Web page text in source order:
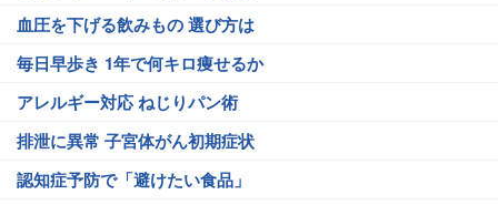
血圧を下げる飲みもの 選び方は
毎日早歩き 1年で何キロ痩せるか
アレルギー対応 ねじりパン術
排泄に異常 子宮体がん初期症状
認知症予防で「避けたい食品」